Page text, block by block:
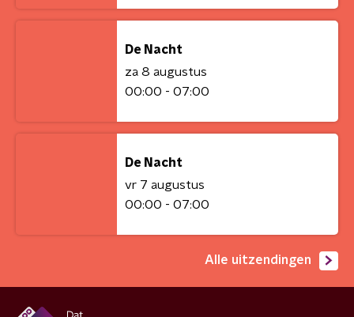
De Nacht
za 8 augustus
00:00 - 07:00
De Nacht
vr 7 augustus
00:00 - 07:00
Alle uitzendingen